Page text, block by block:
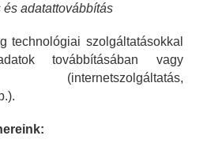
adatattovábbítás
technológiai szolgáltatásokkal
továbbításában vagy
(internetszolgáltatás,